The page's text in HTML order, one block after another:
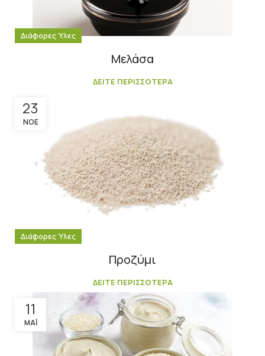
Διάφορες Ύλες
Μελάσα
ΔΕΙΤΕ ΠΕΡΙΣΣΟΤΕΡΑ
23
ΝΟΈ
Διάφορες Ύλες
Προζύμι
ΔΕΙΤΕ ΠΕΡΙΣΣΟΤΕΡΑ
11
ΜΆΙ